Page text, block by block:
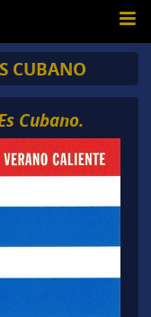
CUBANO
Cubano.